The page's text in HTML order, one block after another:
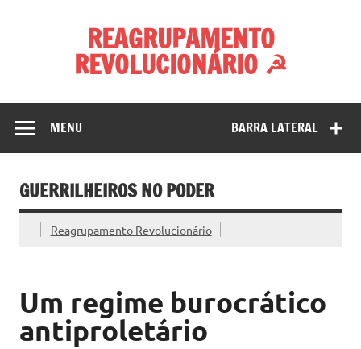
REAGRUPAMENTO
REVOLUCIONÁRIO ☭
BARRA LATERAL
MENU
GUERRILHEIROS NO PODER
Reagrupamento Revolucionário
Um regime burocrático
antiproletário